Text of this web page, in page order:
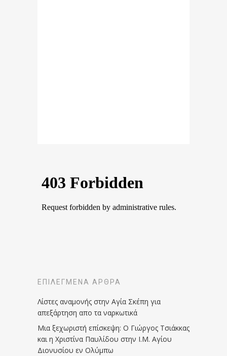
ΕΠΙΛΕΓΜΈΝΑ ΆΡΘΡΑ
Λίστες αναμονής στην Αγία Σκέπη για
απεξάρτηση απο τα ναρκωτικά
Μια ξεχωριστή επίσκεψη: Ο Γιώργος Τσιάκκας
και η Χριστίνα Παυλίδου στην Ι.Μ. Αγίου
Διονυσίου εν Ολύμπω